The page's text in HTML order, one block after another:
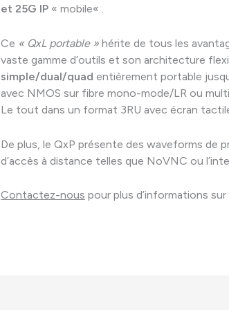
et 25G IP « mobile« .
Ce « QxL portable » hérite de tous les
vaste gamme d’outils et son architecture
simple/dual/quad entièrement portable
avec NMOS sur fibre mono-mode/LR ou
Le tout dans un format 3RU avec écran
De plus, le QxP présente des waveforms de
d’accès à distance telles que NoVNC ou
Contactez-nous pour plus d’informations sur